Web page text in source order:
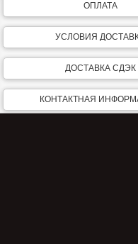
ОПЛАТА
УСЛОВИЯ
ДОСТАВКА СДЭК
КОНТАКТНАЯ